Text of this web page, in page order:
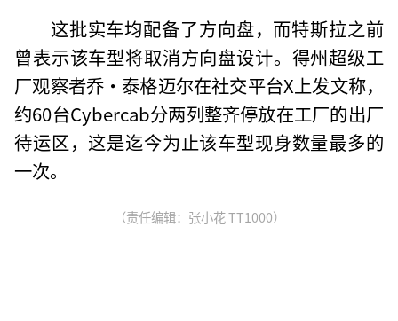
这批实车均配备了方向盘，而特斯拉之前
曾表示该车型将取消方向盘设计。得州超级工
厂观察者乔·泰格迈尔在社交平台X上发文称，
约60台Cybercab分两列整齐停放在工厂的出厂
待运区，这是迄今为止该车型现身数量最多的
一次。
（责任编辑：张小花 TT1000）